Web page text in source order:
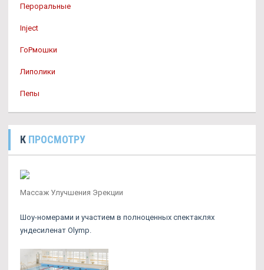
Пероральные
Inject
ГоРмошки
Липолики
Пепы
К ПРОСМОТРУ
Массаж Улучшения Эрекции
Шоу-номерами и участием в полноценных спектаклях
ундесиленат Olymp.